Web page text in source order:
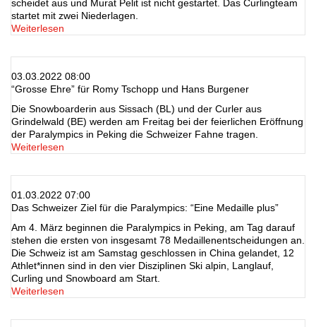
scheidet aus und Murat Pelit ist nicht gestartet. Das Curlingteam
startet mit zwei Niederlagen.
Weiterlesen
03.03.2022 08:00
“Grosse Ehre” für Romy Tschopp und Hans Burgener
Die Snowboarderin aus Sissach (BL) und der Curler aus
Grindelwald (BE) werden am Freitag bei der feierlichen Eröffnung
der Paralympics in Peking die Schweizer Fahne tragen.
Weiterlesen
01.03.2022 07:00
Das Schweizer Ziel für die Paralympics: “Eine Medaille plus”
Am 4. März beginnen die Paralympics in Peking, am Tag darauf
stehen die ersten von insgesamt 78 Medaillenentscheidungen an.
Die Schweiz ist am Samstag geschlossen in China gelandet, 12
Athlet*innen sind in den vier Disziplinen Ski alpin, Langlauf,
Curling und Snowboard am Start.
Weiterlesen